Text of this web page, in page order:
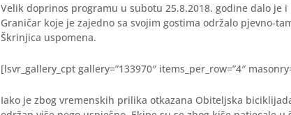
Velik doprinos programu u subotu 25.8.2018. godine dalo je
Graničar koje je zajedno sa svojim gostima održalo pjevno-
Škrinjica uspomena.
[lsvr_gallery_cpt gallery=”133970″ items_per_row=”4″
Iako je zbog vremenskih prilika otkazana Obiteljska